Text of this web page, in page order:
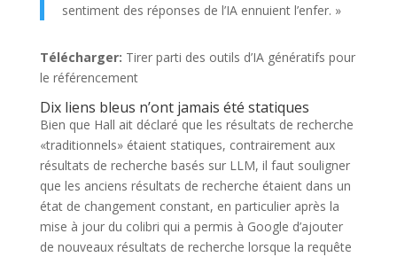
sentiment des réponses de l’IA ennuient l’enfer. »
Télécharger: Tirer parti des outils d’IA génératifs pour
le référencement
Dix liens bleus n’ont jamais été statiques
Bien que Hall ait déclaré que les résultats de recherche
«traditionnels» étaient statiques, contrairement aux
résultats de recherche basés sur LLM, il faut souligner
que les anciens résultats de recherche étaient dans un
état de changement constant, en particulier après la
mise à jour du colibri qui a permis à Google d’ajouter
de nouveaux résultats de recherche lorsque la requête